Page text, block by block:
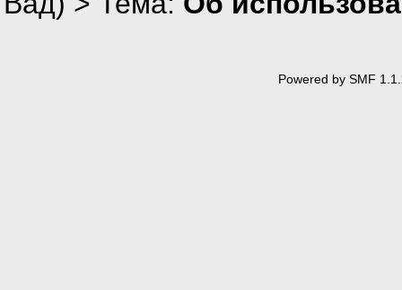
Powered by SMF